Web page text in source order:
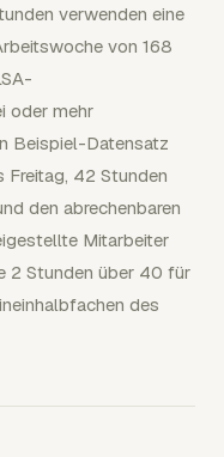
verwenden eine
von 168
oder mehr
Beispiel-Datensatz
Freitag, 42 Stunden
den abrechenbaren
Mitarbeiter
2 Stunden über 40 für
des